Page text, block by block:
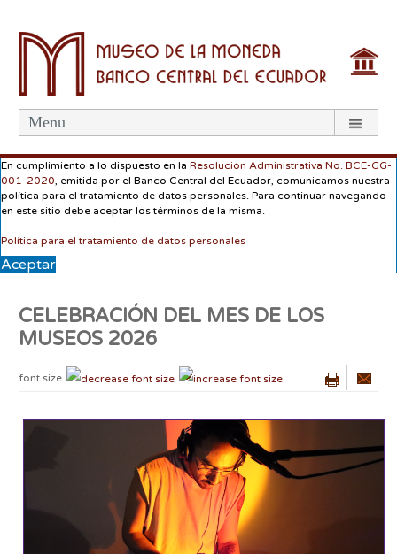
Menu
En cumplimiento a lo dispuesto en la Resolución Administrativa No. BCE-GG-
001-2020 , emitida por el Banco Central del Ecuador, comunicamos nuestra
política para el tratamiento de datos personales. Para continuar navegando
en este sitio debe aceptar los términos de la misma.
Política para el tratamiento de datos personales
Aceptar
CELEBRACIÓN DEL MES DE LOS
MUSEOS 2026
font size